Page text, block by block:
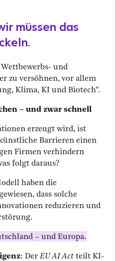
müssen das
und
zu versöhnen, vor allem
Klima, KI und Biotech“.
– und zwar schnell
erzeugt wird, ist
Barrieren einen
Firmen verhindern
folgt daraus?
haben die
dass solche
reduzieren und
– und Europa.
: Der EU AI Act teilt KI-